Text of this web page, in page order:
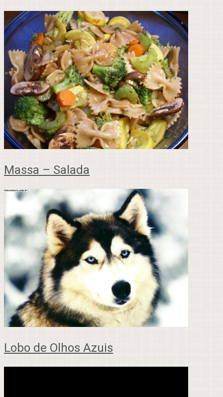
Massa – Salada
Lobo de Olhos Azuis